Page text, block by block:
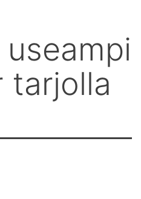
useampi
tarjolla